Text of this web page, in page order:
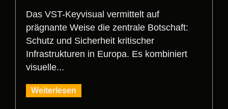
Das VST-Keyvisual vermittelt auf
prägnante Weise die zentrale Botschaft:
Schutz und Sicherheit kritischer
Infrastrukturen in Europa. Es kombiniert
visuelle...
Weiterlesen